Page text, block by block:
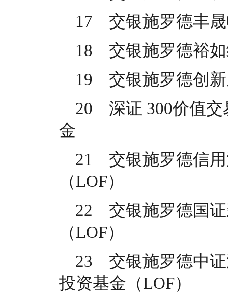
17    交银施罗
18    交银施罗
19    交银施罗
金
（LOF）
（LOF）
投资基金（LOF）